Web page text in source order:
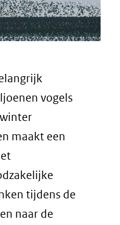
vogels
maakt een
tijdens de
naar de